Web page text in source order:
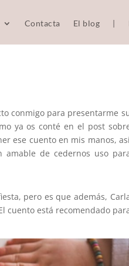
Contacta El blog |
conmigo para presentarme
ya os conté en el post
ese cuento en mis manos,
amable de cedernos uso
pero es que además,
cuento está recomendado